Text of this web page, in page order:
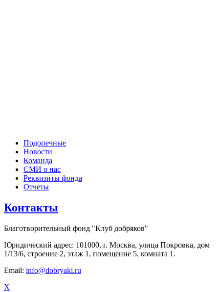
Подопечные
Новости
Команда
СМИ о нас
Реквизиты фонда
Отчеты
Контакты
Благотворительный фонд "Клуб добряков"
Юридический адрес: 101000, г. Москва, улица Покровка, дом
1/13/6, строение 2, этаж 1, помещение 5, комната 1.
Email: info@dobryaki.ru
X